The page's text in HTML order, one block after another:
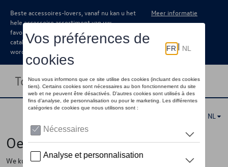
Beste accessoires-lovers, vanaf nu kan u het
hele accessoire assortiment van uw
favoriete merk terugvinden in de online
catalogus. Deze kunnen steeds besteld
worden via uw dealer.
Meer informatie
Toggle navigation
NL
Oeps !
We kunnen de pagina, de informatie die u zoekt niet vinden